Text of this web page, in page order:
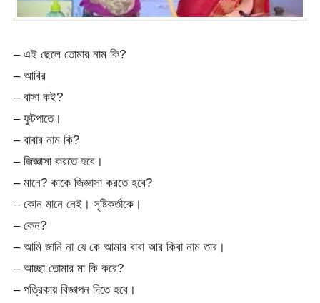
– এই ছেলে তোমার নাম কি?
– আবির
– বাসা কই?
– ফুটপাতে।
– বাবার নাম কি?
– জিজ্ঞাসা করতে হবে।
– মানে? কাকে জিজ্ঞাসা করতে হবে?
– কোন মানে নেই। সৃষ্টিকর্তাকে।
– কেন?
– আমি জানি না যে কে আমার বাবা আর কিবা নাম তার।
– আচ্ছা তোমার মা কি করে?
– পত্রিকায় বিজ্ঞাপন দিতে হবে।